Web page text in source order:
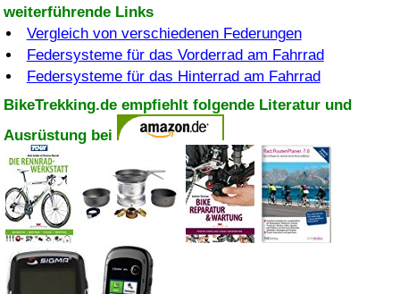
weiterführende Links
Vergleich von verschiedenen Federungen
Federsysteme für das Vorderrad am Fahrrad
Federsysteme für das Hinterrad am Fahrrad
BikeTrekking.de empfiehlt folgende Literatur und
Ausrüstung bei